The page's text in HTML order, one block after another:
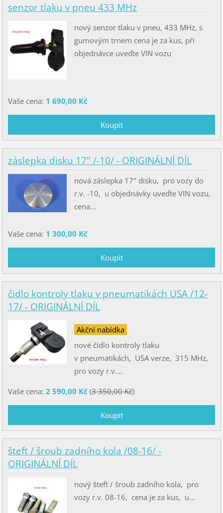
senzor tlaku v pneu 433 MHz
nový senzor tlaku v pneu, 433 MHz, s
gumovým trnem cena je za kus, při
objednávce uveďte VIN vozu
Vaše cena: 1 690,00 Kč
záslepka disku 17" /-10/ - ORIGINÁLNÍ DÍL
nová záslepka 17" disku, pro vozy do
r.v. -10, u objednávky uveďte VIN vozu,
cena...
Vaše cena: 1 300,00 Kč
čidlo kontroly tlaku v pneumatikách USA /12-
17/ - ORIGINÁLNÍ DÍL
Akční nabídka
nové čidlo kontroly tlaku
v pneumatikách, USA verze, 315 MHz,
pro vozy r.v....
Vaše cena: 2 590,00 Kč(3 350,00 Kč)
šteft / šroub zadního kola /08-16/ -
ORIGINÁLNÍ DÍL
nový šteft / šroub zadního kola, pro
vozy r.v. 08-16, cena je za kus, u...